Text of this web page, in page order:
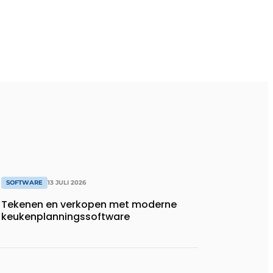
SOFTWARE 13 JULI 2026
Tekenen en verkopen met moderne
keukenplanningssoftware